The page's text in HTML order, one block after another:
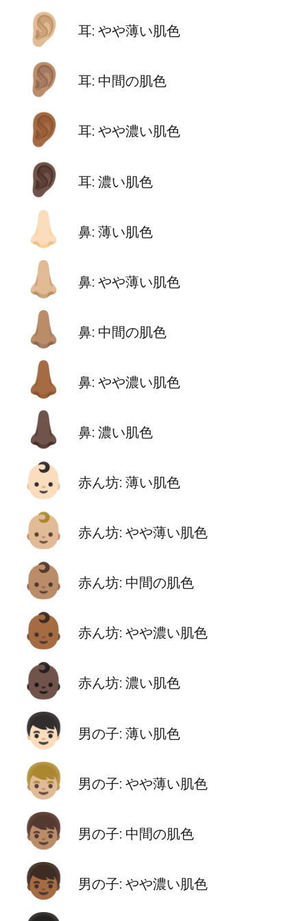
👂🏼 耳: やや薄い肌色
👂🏽 耳: 中間の肌色
👂🏾 耳: やや濃い肌色
👂🏿 耳: 濃い肌色
👃🏻 鼻: 薄い肌色
👃🏼 鼻: やや薄い肌色
👃🏽 鼻: 中間の肌色
👃🏾 鼻: やや濃い肌色
👃🏿 鼻: 濃い肌色
👶🏻 赤ん坊: 薄い肌色
👶🏼 赤ん坊: やや薄い肌色
👶🏽 赤ん坊: 中間の肌色
👶🏾 赤ん坊: やや濃い肌色
👶🏿 赤ん坊: 濃い肌色
👦🏻 男の子: 薄い肌色
👦🏼 男の子: やや薄い肌色
👦🏽 男の子: 中間の肌色
👦🏾 男の子: やや濃い肌色